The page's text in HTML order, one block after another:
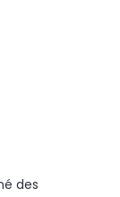
des